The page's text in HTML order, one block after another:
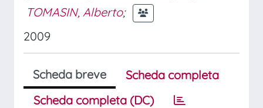
TOMASIN, Alberto;
2009
Scheda breve
Scheda completa
Scheda completa (DC)